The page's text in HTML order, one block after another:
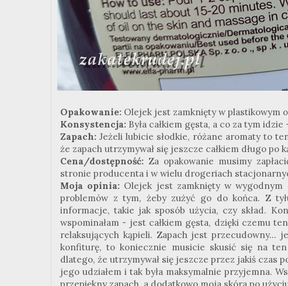
Opakowanie: Olejek jest zamknięty w plastikowym
Konsystencja: Była całkiem gęsta, a co za tym
Zapach: Jeżeli lubicie słodkie, różane aromaty to
że zapach utrzymywał się jeszcze całkiem długo po
Cena/dostępność: Za opakowanie musimy
stronie producenta i w wielu drogeriach
Moja opinia: Olejek jest zamknięty w wygodnym
problemów z tym, żeby zużyć go do końca. Z
informacje, takie jak sposób użycia, czy skład.
wspominałam - jest całkiem gęsta, dzięki czemu
relaksujących kąpieli. Zapach jest przecudowny...
konfiturę, to koniecznie musicie skusić się na ten
dlatego, że utrzymywał się jeszcze przez jakiś czas
jego udziałem i tak była maksymalnie przyjemna.
przepiękny zapach, a dodatkowo moja skóra po